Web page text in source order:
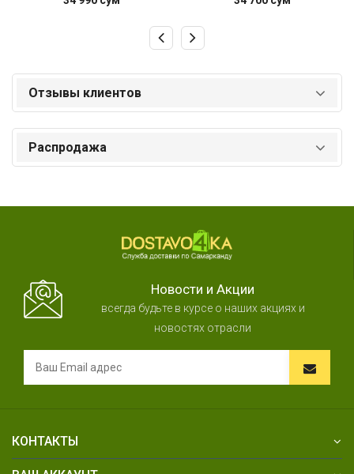
Отзывы клиентов
Распродажа
Новости и Акции
всегда будьте в курсе о наших акциях и
новостях отрасли
КОНТАКТЫ